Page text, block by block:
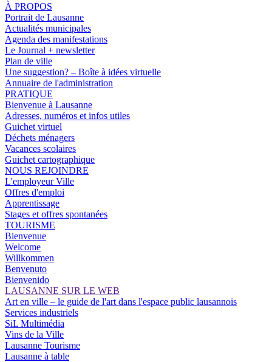
À PROPOS
Portrait de Lausanne
Actualités municipales
Agenda des manifestations
Le Journal + newsletter
Plan de ville
Une suggestion? – Boîte à idées virtuelle
Annuaire de l'administration
PRATIQUE
Bienvenue à Lausanne
Adresses, numéros et infos utiles
Guichet virtuel
Déchets ménagers
Vacances scolaires
Guichet cartographique
NOUS REJOINDRE
L'employeur Ville
Offres d'emploi
Apprentissage
Stages et offres spontanées
TOURISME
Bienvenue
Welcome
Willkommen
Benvenuto
Bienvenido
LAUSANNE SUR LE WEB
Art en ville – le guide de l'art dans l'espace public lausannois
Services industriels
SiL Multimédia
Vins de la Ville
Lausanne Tourisme
Lausanne à table